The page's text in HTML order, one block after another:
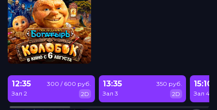
12:35
Зал 2
300 / 600 руб.
2D
13:35
Зал 3
350 руб.
2D
15:10
Зал 4